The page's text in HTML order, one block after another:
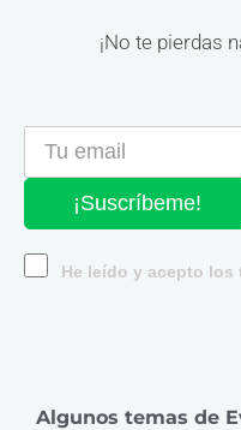
¡No te pierdas
¡Suscríbeme!
He leído y acepto
Algunos temas de